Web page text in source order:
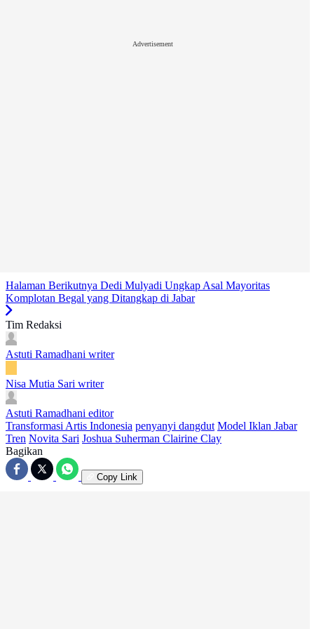
Advertisement
Halaman Berikutnya Dedi Mulyadi Ungkap Asal Mayoritas
Komplotan Begal yang Ditangkap di Jabar
Tim Redaksi
Astuti Ramadhani writer
Nisa Mutia Sari writer
Astuti Ramadhani editor
Transformasi Artis Indonesia penyanyi dangdut Model Iklan Jabar
Tren Novita Sari Joshua Suherman Clairine Clay
Bagikan
Copy Link